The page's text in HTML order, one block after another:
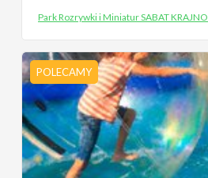
Park Rozrywki i Miniatur SABAT KRAJNO
POLECAMY